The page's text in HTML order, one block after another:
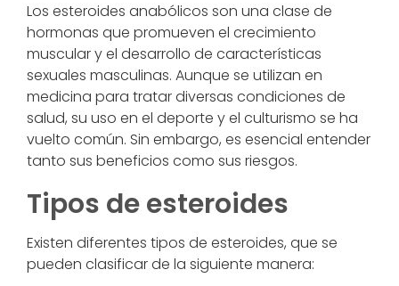
Los esteroides anabólicos son una clase de
hormonas que promueven el crecimiento
muscular y el desarrollo de características
sexuales masculinas. Aunque se utilizan en
medicina para tratar diversas condiciones de
salud, su uso en el deporte y el culturismo se ha
vuelto común. Sin embargo, es esencial entender
tanto sus beneficios como sus riesgos.
Tipos de esteroides
Existen diferentes tipos de esteroides, que se
pueden clasificar de la siguiente manera: